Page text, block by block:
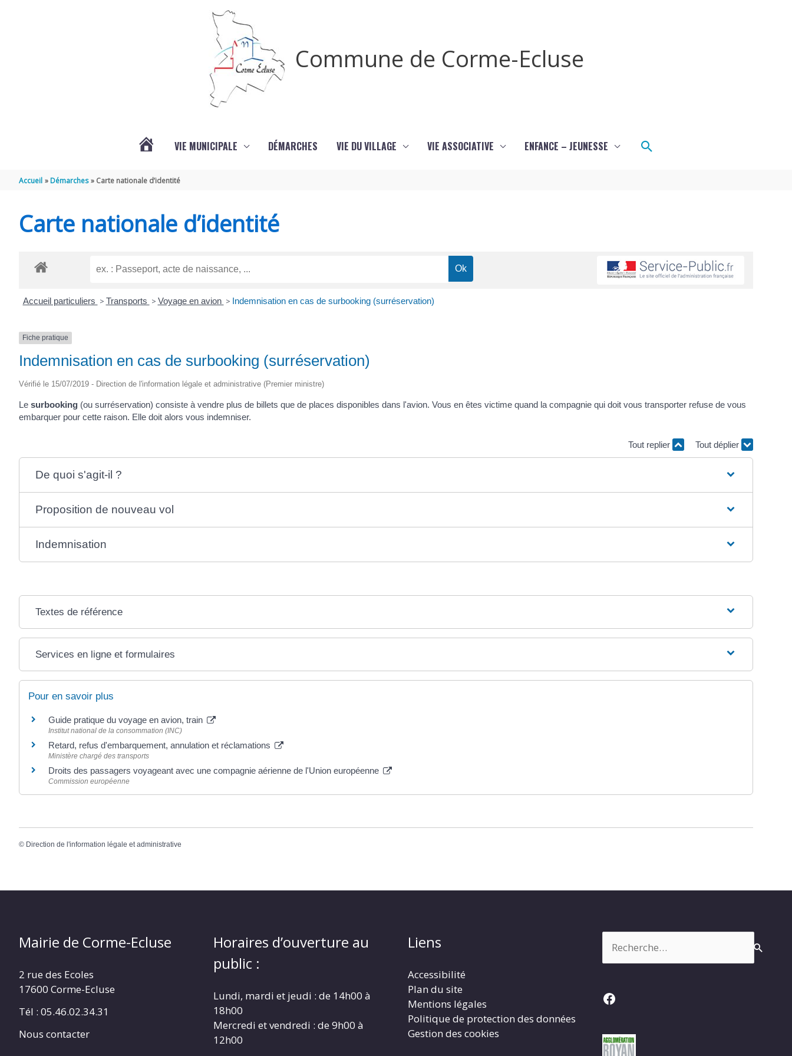
Commune de Corme-Ecluse
VIE MUNICIPALE DÉMARCHES VIE DU VILLAGE VIE ASSOCIATIVE ENFANCE – JEUNESSE Rechercher
Accueil Démarches Carte nationale d’identité
Carte nationale d’identité
Accueil particuliers > Transports > Voyage en avion > Indemnisation en cas de surbooking (surréservation)
Fiche pratique
Indemnisation en cas de surbooking (surréservation)
Vérifié le 15/07/2019 - Direction de l'information légale et administrative (Premier ministre)
Le surbooking (ou surréservation) consiste à vendre plus de billets que de places disponibles dans l'avion. Vous en êtes victime quand la compagnie qui doit vous transporter refuse de vous
embarquer pour cette raison. Elle doit alors vous indemniser.
Tout replier Tout déplier
De quoi s'agit-il ?
Proposition de nouveau vol
Indemnisation
Textes de référence
Services en ligne et formulaires
Pour en savoir plus
Guide pratique du voyage en avion, train
Institut national de la consommation (INC)
Retard, refus d'embarquement, annulation et réclamations
Ministère chargé des transports
Droits des passagers voyageant avec une compagnie aérienne de l'Union européenne
Commission européenne
© Direction de l'information légale et administrative
Mairie de Corme-Ecluse
2 rue des Ecoles
17600 Corme-Ecluse
Tél : 05.46.02.34.31
Nous contacter
Horaires d’ouverture au
public :
Lundi, mardi et jeudi : de 14h00 à
18h00
Mercredi et vendredi : de 9h00 à
12h00
Liens
Accessibilité
Plan du site
Mentions légales
Politique de protection des données
Gestion des cookies
Facebook